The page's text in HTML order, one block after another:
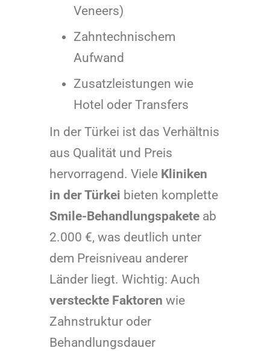
Veneers)
Zahntechnischem
Aufwand
Zusatzleistungen wie
Hotel oder Transfers
In der Türkei ist das Verhältnis
aus Qualität und Preis
hervorragend. Viele Kliniken
in der Türkei bieten komplette
Smile-Behandlungspakete ab
2.000 €, was deutlich unter
dem Preisniveau anderer
Länder liegt. Wichtig: Auch
versteckte Faktoren wie
Zahnstruktur oder
Behandlungsdauer